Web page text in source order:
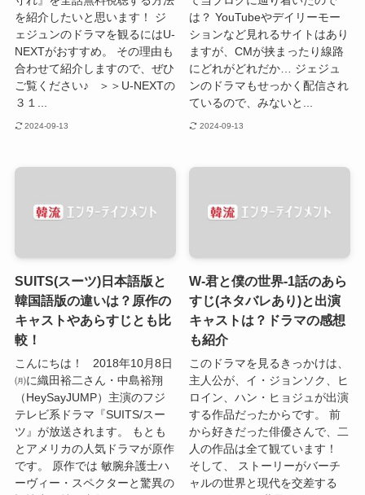
を紹介したいと思います！ ジ
ェジュンのドラマを観るにはU-
NEXTがおすすめ。 その理由も
合わせて紹介しますので、ぜひ
ご覧ください♪ ＞＞U-NEXTの
３１...
2024-09-13
は？ YouTubeやデイリーモー
ションなど見れるサイトはあり
ますが、CMが挟まったり線路
にどれがどれだか… ジェジュ
ンのドラマもせっかく配信され
ているので、みないと...
2024-09-13
SUITS(スーツ)日本語版と
韓国語版の違いは？原作の
キャストやあらすじとも比
較！
こんにちは！ 2018年10月8日
㈪に織田裕二さん・中島裕翔
（HeySayJUMP）主演のフジ
テレビ系ドラマ『SUITS/スー
ツ』が放送されます。 もとも
とアメリカの人気ドラマが原作
です。 原作では 敏腕弁護士ハ
ーヴィー・スペクターと驚異の
W-君と僕の世界-1話のあら
すじ(ネタバレあり)と出演
キャストは？ドラマの感想
も紹介
このドラマを見るきっかけは、
主人公が、イ・ジョンソク、ヒ
ロイン、ハン・ヒョジュが出演
する作品だったからです。 前
から好きだった俳優さんで、二
人の作品は全て観ています！
そして、 ストーリーがバーチ
ャルの世界と現代を交差する